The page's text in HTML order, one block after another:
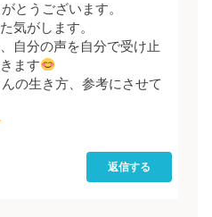
とうございます。
気がします。
自分の声を自分で受け止
ます
の生き方、参考にさせて
返信する